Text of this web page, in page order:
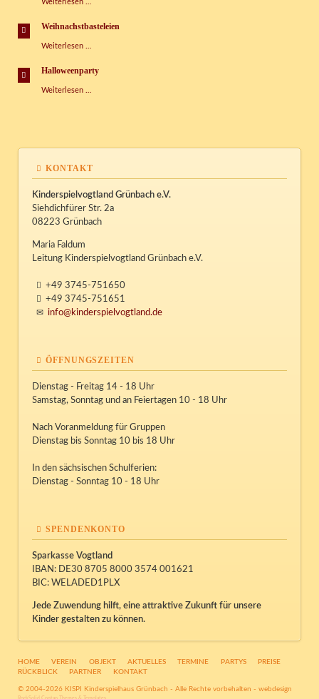
Weiterlesen …
Sprachen
Weihnachstbasteleien
Weiterlesen …
Halloweenparty
Weiterlesen …
KONTAKT
Kinderspielvogtland Grünbach e.V.
Siehdichfürer Str. 2a
08223 Grünbach
Maria Faldum
Leitung Kinderspielvogtland Grünbach e.V.
+49 3745-751650
+49 3745-751651
info@kinderspielvogtland.de
ÖFFNUNGSZEITEN
Dienstag - Freitag 14 - 18 Uhr
Samstag, Sonntag und an Feiertagen 10 - 18 Uhr
Nach Voranmeldung für Gruppen
Dienstag bis Sonntag 10 bis 18 Uhr
In den sächsischen Schulferien:
Dienstag - Sonntag 10 - 18 Uhr
SPENDENKONTO
Sparkasse Vogtland
IBAN: DE30 8705 8000 3574 001621
BIC: WELADED1PLX
Jede Zuwendung hilft, eine attraktive Zukunft für unsere
Kinder gestalten zu können.
NAVIGATION
ÜBERSPRINGEN
HOME VEREIN OBJEKT AKTUELLES TERMINE PARTYS
PREISE
RÜCKBLICK
PARTNER KONTAKT
© 2004-2026 KISPI Kinderspielhaus Grünbach - Alle Rechte vorbehalten - webdesign
RockSolid Contao Themes & Templates